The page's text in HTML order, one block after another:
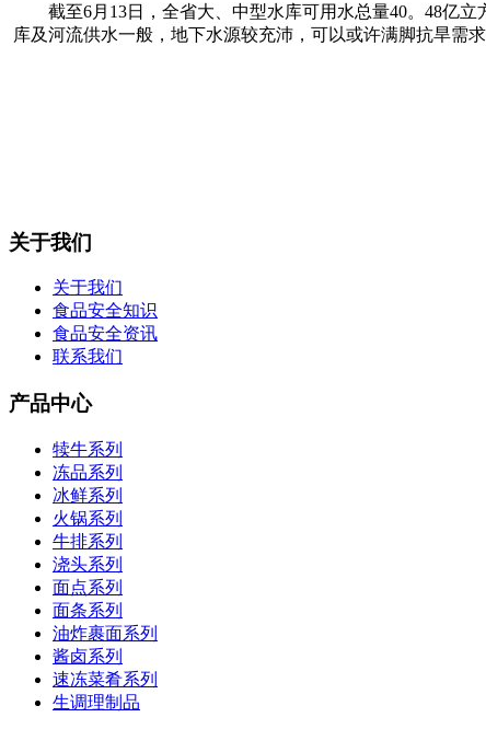
截至6月13日，全省大、中型水库可用水总量40。48亿立
库及河流供水一般，地下水源较充沛，可以或许满脚抗旱需
关于我们
关于我们
食品安全知识
食品安全资讯
联系我们
产品中心
犊牛系列
冻品系列
冰鲜系列
火锅系列
牛排系列
浇头系列
面点系列
面条系列
油炸裹面系列
酱卤系列
速冻菜肴系列
生调理制品